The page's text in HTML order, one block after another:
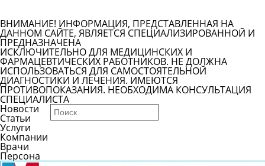
ВНИМАНИЕ! ИНФОРМАЦИЯ, ПРЕДСТАВЛЕННАЯ НА
ДАННОМ САЙТЕ, ЯВЛЯЕТСЯ СПЕЦИАЛИЗИРОВАННОЙ И
ПРЕДНАЗНАЧЕНА
ИСКЛЮЧИТЕЛЬНО ДЛЯ МЕДИЦИНСКИХ И
ФАРМАЦЕВТИЧЕСКИХ РАБОТНИКОВ. НЕ ДОЛЖНА
ИСПОЛЬЗОВАТЬСЯ ДЛЯ САМОСТОЯТЕЛЬНОЙ
ДИАГНОСТИКИ И ЛЕЧЕНИЯ. ИМЕЮТСЯ
ПРОТИВОПОКАЗАНИЯ. НЕОБХОДИМА КОНСУЛЬТАЦИЯ
СПЕЦИАЛИСТА
Новости
Статьи
Услуги
Компании
Врачи
Персона